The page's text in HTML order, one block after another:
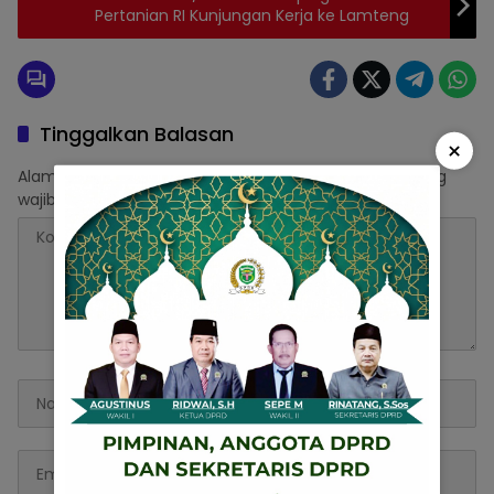
Pertanian RI Kunjungan Kerja ke Lamteng
Tinggalkan Balasan
Alamat email Anda tidak akan dipublikasikan.
Ruas yang
wajib ditandai*
×